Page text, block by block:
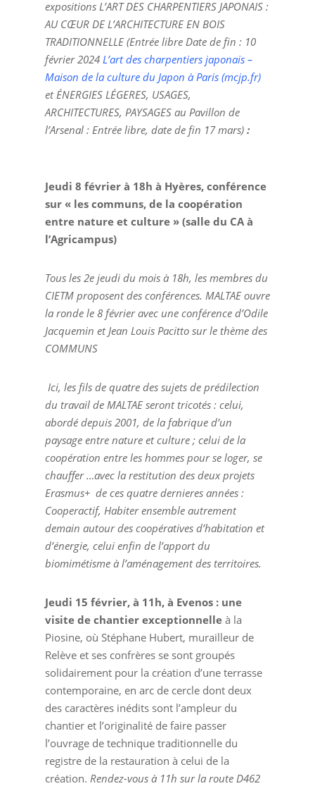
expositions L’ART DES CHARPENTIERS JAPONAIS :
AU CŒUR DE L’ARCHITECTURE EN BOIS
TRADITIONNELLE (Entrée libre Date de fin : 10
février 2024 L’art des charpentiers japonais –
Maison de la culture du Japon à Paris (mcjp.fr)
et ÉNERGIES LÉGERES, USAGES,
ARCHITECTURES, PAYSAGES au Pavillon de
l’Arsenal : Entrée libre, date de fin 17 mars) :
Jeudi 8 février à 18h à Hyères, conférence
sur « les communs, de la coopération
entre nature et culture » (salle du CA à
l’Agricampus)
Tous les 2e jeudi du mois à 18h, les membres du
CIETM proposent des conférences. MALTAE ouvre
la ronde le 8 février avec une conférence d’Odile
Jacquemin et Jean Louis Pacitto sur le thème des
COMMUNS
Ici, les fils de quatre des sujets de prédilection
du travail de MALTAE seront tricotés : celui,
abordé depuis 2001, de la fabrique d’un
paysage entre nature et culture ; celui de la
coopération entre les hommes pour se loger, se
chauffer …avec la restitution des deux projets
Erasmus+ de ces quatre dernieres années :
Cooperactif, Habiter ensemble autrement
demain autour des coopératives d’habitation et
d’énergie, celui enfin de l’apport du
biomimétisme à l’aménagement des territoires.
Jeudi 15 février, à 11h, à Evenos : une
visite de chantier exceptionnelle à la
Piosine, où Stéphane Hubert, murailleur de
Relève et ses confrères se sont groupés
solidairement pour la création d’une terrasse
contemporaine, en arc de cercle dont deux
des caractères inédits sont l’ampleur du
chantier et l’originalité de faire passer
l’ouvrage de technique traditionnelle du
registre de la restauration à celui de la
création. Rendez-vous à 11h sur la route D462